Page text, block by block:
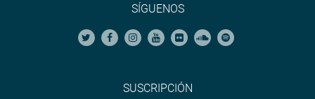
SÍGUENOS
SUSCRIPCIÓN